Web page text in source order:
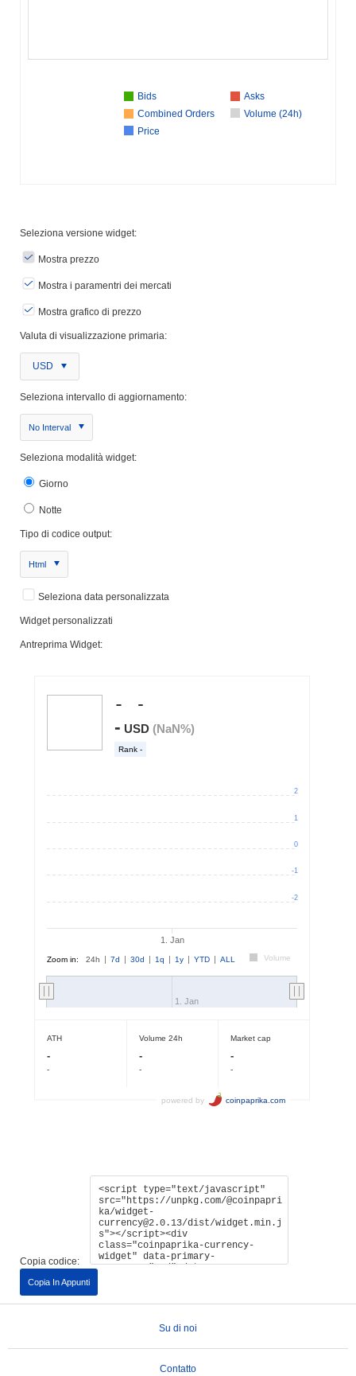
Bids
Asks
Combined Orders
Volume (24h)
Price
Seleziona versione widget:
Mostra prezzo
Mostra i paramentri dei mercati
Mostra grafico di prezzo
Valuta di visualizzazione primaria:
USD
Seleziona intervallo di aggiornamento:
No Interval
Seleziona modalità widget:
Giorno
Notte
Tipo di codice output:
Html
Seleziona data personalizzata
Widget personalizzati
Antreprima Widget:
Copia codice:
Copia In Appunti
Su di noi
Contatto